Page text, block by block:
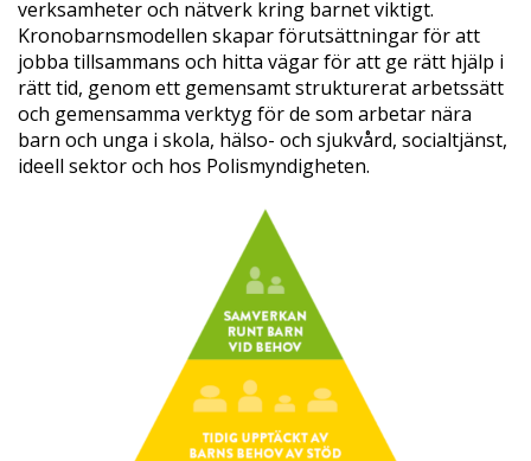
verksamheter och nätverk kring barnet viktigt.
Kronobarnsmodellen skapar förutsättningar för att
jobba tillsammans och hitta vägar för att ge rätt hjälp i
rätt tid, genom ett gemensamt strukturerat arbetssätt
och gemensamma verktyg för de som arbetar nära
barn och unga i skola, hälso- och sjukvård, socialtjänst,
ideell sektor och hos Polismyndigheten.